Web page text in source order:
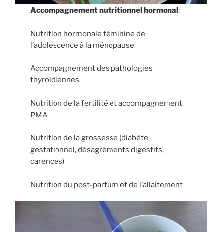
Accompagnement nutritionnel hormonal:
Nutrition hormonale féminine de
l’adolescence à la ménopause
Accompagnement des pathologies
thyroïdiennes
Nutrition de la fertilité et accompagnement
PMA
Nutrition de la grossesse (diabète
gestationnel, désagréments digestifs,
carences)
Nutrition du post-partum et de l’allaitement